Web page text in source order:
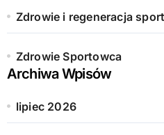
Zdrowie i regeneracja
Zdrowie Sportowca
Archiwa Wpisów
lipiec 2026